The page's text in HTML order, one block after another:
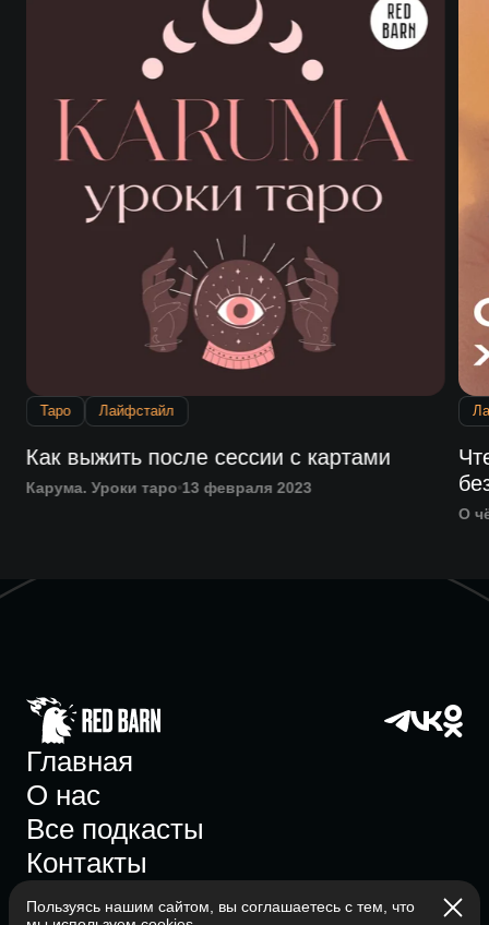
Таро Лайфстайл
Как выжить после сессии с картами
Карума. Уроки таро 13 февраля 2023
О
Главная
О нас
Все подкасты
Контакты
Пользуясь нашим сайтом, вы соглашаетесь с тем, что